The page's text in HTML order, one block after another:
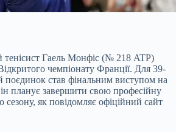
Гаель Монфіс (№ 218 ATP)
чемпіонату Франції. Для 39-
поєдинок став фінальним виступом на
планує завершити свою професійну
сезону, як повідомляє офіційний сайт